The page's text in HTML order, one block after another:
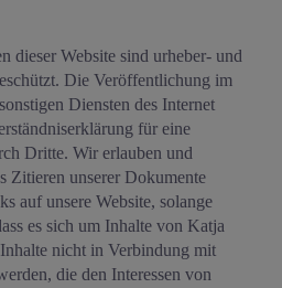
dieser Website sind urheber- und
Die Veröffentlichung im
Diensten des Internet
für eine
Dritte. Wir erlauben und
Zitieren unserer Dokumente
auf unsere Website, solange
es sich um Inhalte von Katja
nicht in Verbindung mit
die den Interessen von